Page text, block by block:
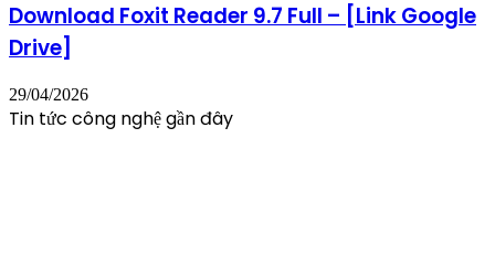
Download Foxit Reader 9.7 Full – [Link Google
Drive]
29/04/2026
Tin tức công nghệ gần đây